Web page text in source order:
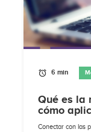
6 min
Qué es la
cómo
Conectar con las